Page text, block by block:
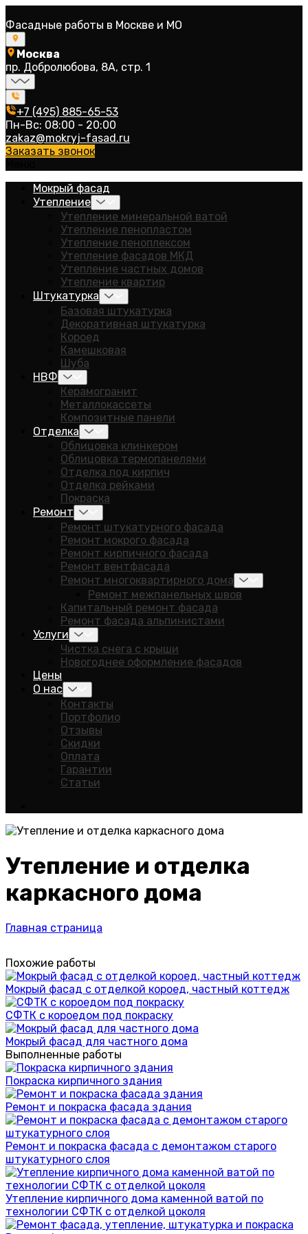
Фасадные работы в Москве и МО
Москва
пр. Добролюбова, 8А, стр. 1
+7 (495) 885-65-53
Пн-Вс: 08:00 - 20:00
zakaz@mokryj-fasad.ru
Заказать звонок
Мокрый фасад
Утепление
Утепление минеральной ватой
Утепление пенопластом
Утепление пеноплексом
Утепление фасадов МКД
Утепление частных домов
Утепление квартир
Штукатурка
Базовая штукатурка
Декоративная штукатурка
Короед
Камешковая
Шуба
НВФ
Керамогранит
Металлокассеты
Композитные панели
Отделка
Облицовка клинкером
Облицовка термопанелями
Отделка под кирпич
Отделка рейками
Покраска
Ремонт
Ремонт штукатурного фасада
Ремонт мокрого фасада
Ремонт кирпичного фасада
Ремонт вентфасада
Ремонт многоквартирного дома
Ремонт межпанельных швов
Капитальный ремонт фасада
Ремонт фасада альпинистами
Услуги
Чистка снега с крыши
Новогоднее оформление фасадов
Цены
О нас
Контакты
Портфолио
Отзывы
Скидки
Оплата
Гарантии
Статьи
Утепление и отделка
каркасного дома
Главная страница
Похожие работы
Мокрый фасад с отделкой короед, частный коттедж
СФТК с короедом под покраску
Мокрый фасад для частного дома
Выполненные работы
Покраска кирпичного здания
Ремонт и покраска фасада здания
Ремонт и покраска фасада с демонтажом старого
штукатурного слоя
Утепление кирпичного дома каменной ватой по
технологии СФТК с отделкой цоколя